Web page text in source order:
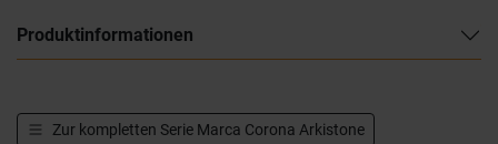
Produktinformationen
Zur kompletten Serie Marca Corona Arkistone